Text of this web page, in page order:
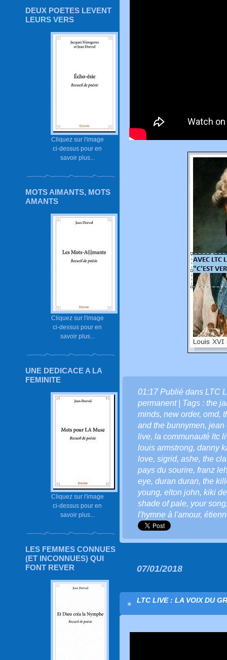
DEUX POETES LEVENT
LEURS VERS
Cliquez sur l'image
ci-dessus pour en
savoir plus...
MOTS AIMANTS, MOTS
AMANTS
Cliquez sur l'image
ci-dessus pour en
savoir plus...
UNE DEDICACE A LA
FEMINITE
Cliquez sur l'image
ci-dessus pour en
savoir plus...
LES FEMMES CONNUES
(ET INCONNUES) QUI
FONT REVER
01:17 Publié dans LTC
permanent| Tags : the
minds, new order, omd,
and the bunnymen, jean
live, la communauté ltc
louis armstrong, danny
love, sigrid, ashe, the
pays du sourire, franz
eye, duran duran, the
young, elton john, kiki
shade of pale, your song
l'hymne à l'amour,
07/01/2018
LTC LIVE : LA VOIX DU